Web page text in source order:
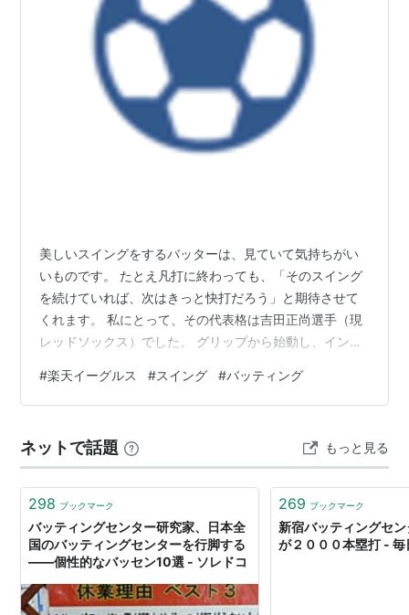
美しいスイングをするバッターは、見ていて気持ちがい
いものです。 たとえ凡打に終わっても、「そのスイング
を続けていれば、次はきっと快打だろう」と期待させて
くれます。 私にとって、その代表格は吉田正尚選手（現
レッドソックス）でした。 グリップから始動し、インパ
がなく、力強く、それでいて滑らか。……と書いてみたも
のの、この「美しさ」は言葉で説明しようとすると急に
イーグルスを何度も苦しめられましたが、それでも思わ
ず見入ってしまうスイングでした。 そこでふと疑問が湧
きました。 今の楽天イーグルスで、一番…
#楽天イーグルス #スイング #バッティング
ネットで話題 もっと見る
298 ブックマーク
バッティングセンター研究家、日本全
国のバッティングセンターを行脚する
――個性的なバッセン10選 - ソレドコ
269 ブックマーク
新宿バッティングセ
が２０００本塁打 - 毎